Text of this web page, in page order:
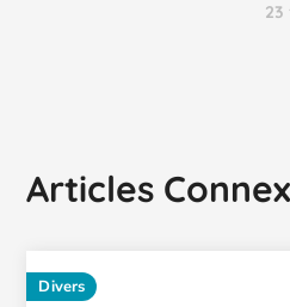
23
Articles
Divers